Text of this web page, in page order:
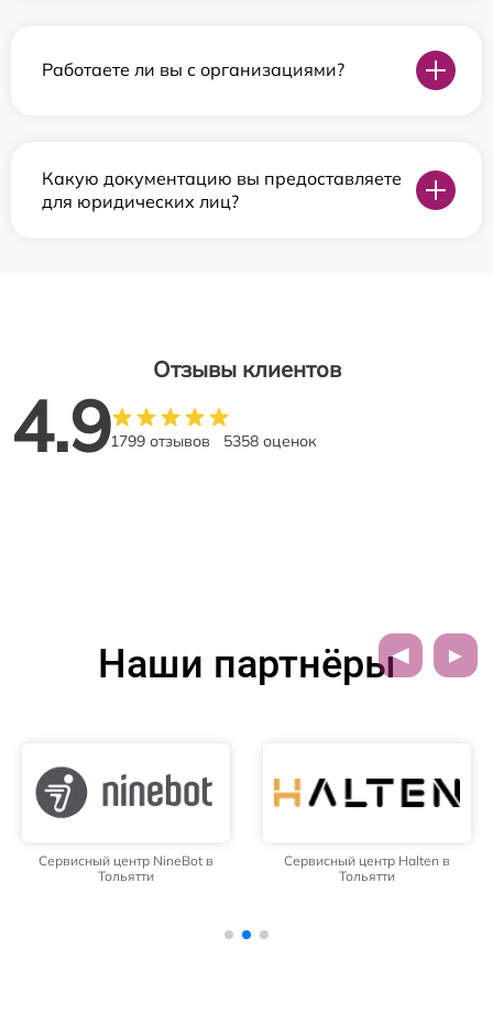
Работаете ли вы с организациями?
Какую документацию вы предоставляете
для юридических лиц?
Отзывы клиентов
4.91799 отзывов 5358 оценок
Наши партнёры
Сервисный центр NineBot в
Тольятти
Сервисный центр Halten в
Тольятти